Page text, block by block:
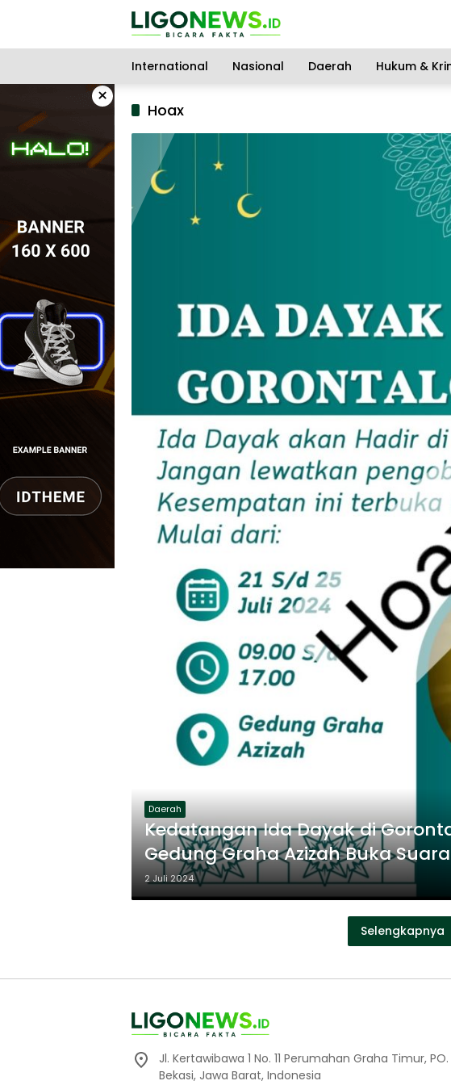
International
Nasional Daerah Hukum &
×
Hoax
Daerah
Kedatangan Ida Dayak di
Gedung Graha Azizah Buka Suara
2 Juli 2024
Selengkapnya
Jl. Kertawibawa 1 No. 11 Perumahan Graha Timur, PO.
Bekasi, Jawa Barat, Indonesia